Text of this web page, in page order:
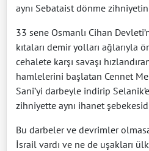
aynı Sebataist dönme
33 sene Osmanlı Cihan
kıtaları demir yolları ağlarıyla
cehalete karşı savaşı
hamlelerini başlatan Cennet
Sani’yi darbeyle indirip
zihniyette aynı ihanet
Bu darbeler ve devrimler
İsrail vardı ve ne de uşakları